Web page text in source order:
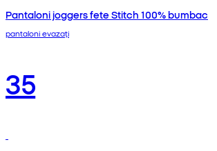
Pantaloni joggers fete Stitch 100% bumbac
pantaloni evazați
35